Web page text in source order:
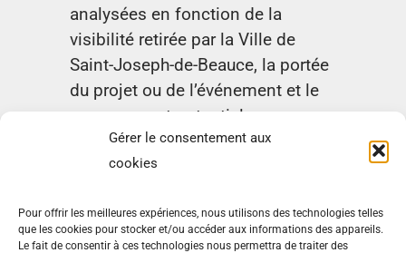
Gérer le consentement aux
cookies
Pour offrir les meilleures expériences, nous utilisons des technologies telles
que les cookies pour stocker et/ou accéder aux informations des appareils.
Le fait de consentir à ces technologies nous permettra de traiter des
analysées en fonction de la
visibilité retirée par la Ville de
Saint-Joseph-de-Beauce, la portée
du projet ou de l’événement et le
rayonnement potentiel.
Formulaire de demande de